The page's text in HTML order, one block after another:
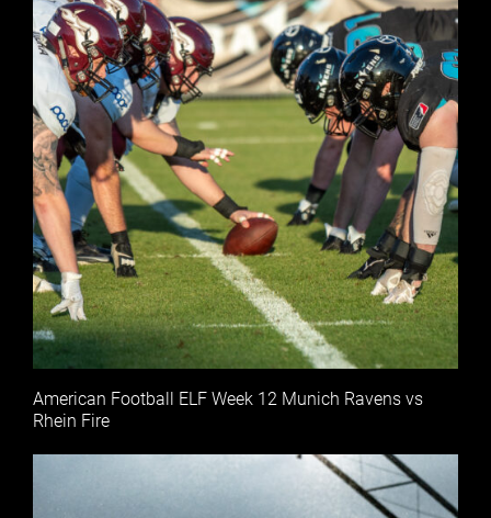
American Football ELF Week 12 Munich Ravens vs
Rhein Fire